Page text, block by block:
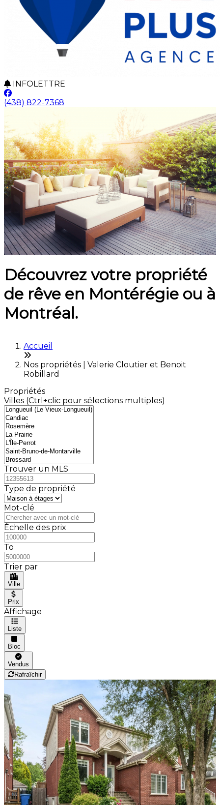
INFOLETTRE
(438) 822-7368
Découvrez votre propriété
de rêve en Montérégie ou à
Montréal.
Accueil
Nos propriétés | Valerie Cloutier et Benoit
Robillard
Propriétés
Villes (Ctrl+clic pour sélections multiples)
Trouver un MLS
Type de propriété
Mot-clé
Échelle des prix
To
Trier par
Ville
Prix
Affichage
Liste
Bloc
Vendus
Rafraîchir